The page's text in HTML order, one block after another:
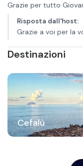
Grazie per tutto
Risposta dall'host:
Grazie a voi per la
Destinazioni
Cefalù